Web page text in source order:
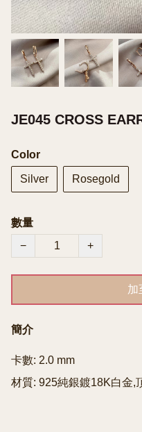
JE045 CROSS
Color
Silver Rosegold
數量
−
+
加
簡介
卡數: 2.0 mm
材質: 925純銀鍍18K白金,